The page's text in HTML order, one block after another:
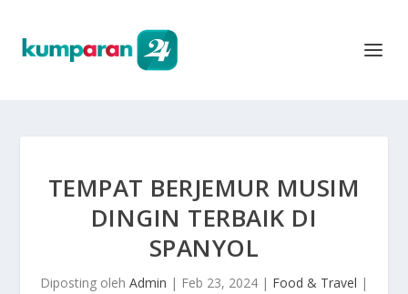
TEMPAT BERJEMUR MUSIM
DINGIN TERBAIK DI
SPANYOL
Diposting oleh Admin | Feb 23, 2024 | Food & Travel |